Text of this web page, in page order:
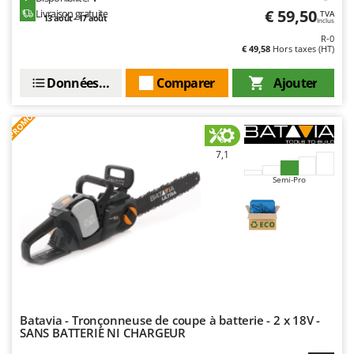
Master
McCulloch
Minox
Mockmill
More than chef
MOSA
MOVA
MTD
Livraison gratuite
13 août - 17 août € 59,50 TVA
Inclus
R-0
€ 49,58 Hors taxes (HT)
Ajouter
Comparer
Données techniques
PROMO
7,1
Semi-Pro
Batavia - Tronçonneuse de coupe à batterie - 2 x 18V -
SANS BATTERIE NI CHARGEUR